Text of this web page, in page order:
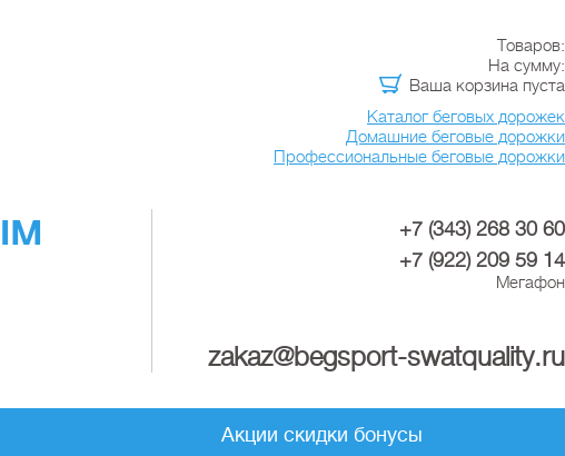
Товаров:
На сумму:
Ваша корзина пуста
Каталог беговых дорожек
Домашние беговые дорожки
Профессиональные беговые дорожки
+7 (343) 268 30 60
+7 (922) 209 59 14
Мегафон
zakaz@begsport-swatquality.ru
Акции скидки бонусы